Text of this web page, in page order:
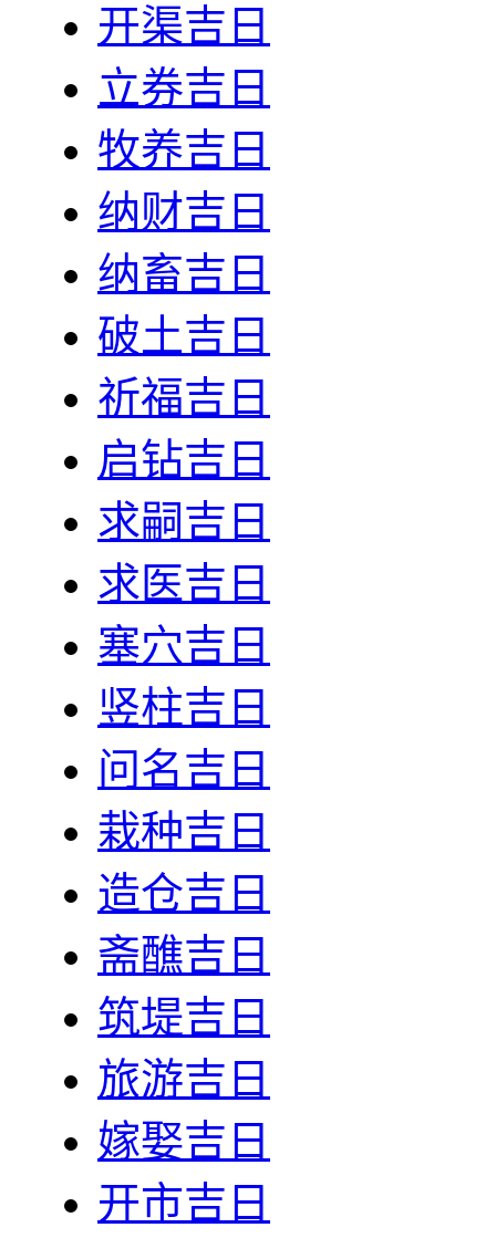
开渠吉日
立券吉日
牧养吉日
纳财吉日
纳畜吉日
破土吉日
祈福吉日
启钻吉日
求嗣吉日
求医吉日
塞穴吉日
竖柱吉日
问名吉日
栽种吉日
造仓吉日
斋醮吉日
筑堤吉日
旅游吉日
嫁娶吉日
开市吉日